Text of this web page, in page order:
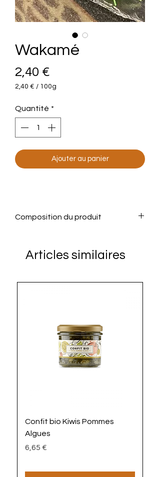
Articles similaires
Confit bio Kiwis Pommes
Algues
Prix
6,65 €
Wakamé
2,40 €
2,40 € / 100g
pour
Grammes
Quantité *
Ajouter au panier
Composition du produit
et utilisée dans de nombreuses
texture et sa saveur délicate qui